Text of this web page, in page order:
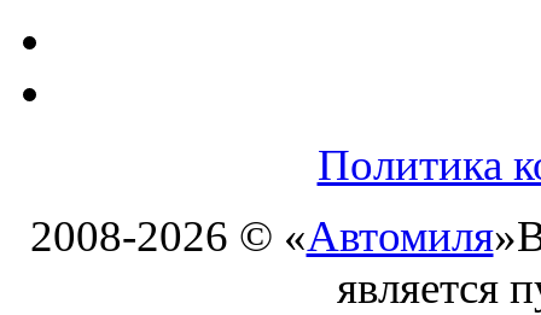
Политика
2008-2026 © «Автомиля»
является